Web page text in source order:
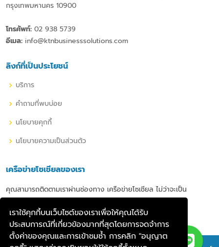
เราใช้คุกกี้บนเว็บไซต์ของเราเพื่อให้คุณได้รับ
ประสบการณ์ที่เกี่ยวข้องมากที่สุดโดยการจดจำการ
ตั้งค่าของคุณและการเข้าชมซ้ำ การคลิก "อนุญาต
กรุงเทพมหานคร 10900
โทรศัพท์: 02 938 5739
อีเมล: info@ktnbusinesssolutions.com
ลิงก์ที่เป็นประโยชน์
บริการ
คำถามที่พบบ่อย
นโยบายคุกกี้
นโยบายความเป็นส่วนตัว
เครือข่ายโซเชียลของเรา
คุณสามารถติดตามเราผ่านช่องทาง เครือข่ายโซเชียล ไม่ว่าจะเป็น